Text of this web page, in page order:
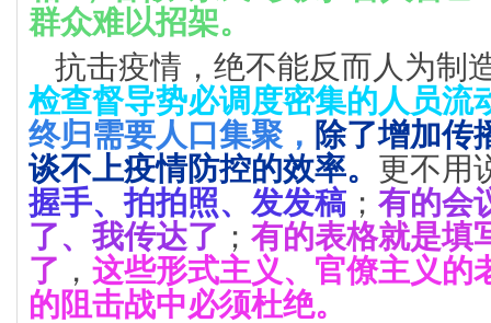
群众难以招架。
抗击疫情，绝不能反而人为制
检查督导势必调度密集的人员流
终归需要人口集聚， 除了增加传
谈不上疫情防控的效率。 更不用
握手、拍拍照、发发稿 ； 有的会
了、我传达了 ； 有的表格就是填
了 ， 这些形式主义、官僚主义的
的阻击战中必须杜绝。